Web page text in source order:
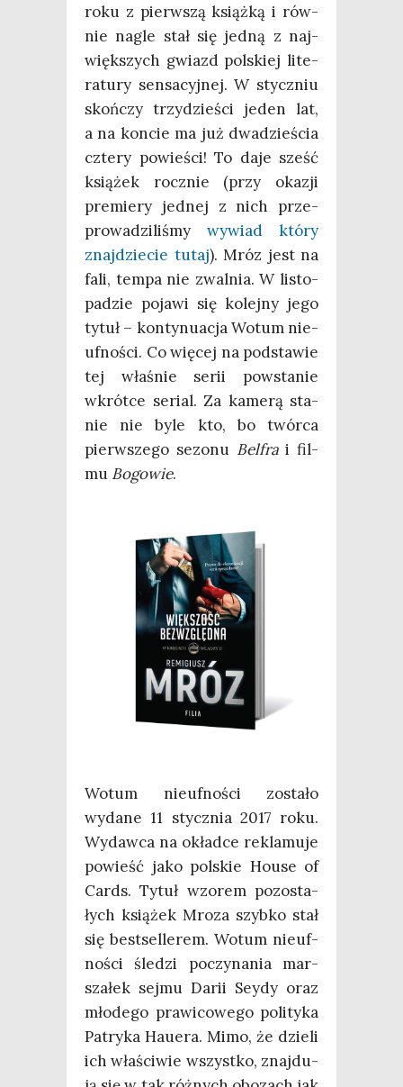
roku z pierw­szą książ­ką i rów­
nie nagle stał się jed­ną z naj­
więk­szych gwiazd pol­skiej lite­
ra­tu­ry sen­sa­cyj­nej. W stycz­niu
skoń­czy trzy­dzie­ści jeden lat,
a na kon­cie ma już dwa­dzie­ścia
czte­ry powie­ści! To daje sześć
ksią­żek rocz­nie (przy oka­zji
pre­mie­ry jed­nej z nich prze­
pro­wa­dzi­li­śmy wywiad któ­ry
znaj­dzie­cie tutaj). Mróz jest na
fali, tem­pa nie zwal­nia. W listo­
pa­dzie poja­wi się kolej­ny jego
tytuł – kon­ty­nu­acja Wotum nie­
uf­no­ści. Co wię­cej na pod­sta­wie
tej wła­śnie serii powsta­nie
wkrót­ce serial. Za kame­rą sta­
nie nie byle kto, bo twór­ca
pierw­sze­go sezo­nu Bel­frai fil­
mu Bogo­wie.
Wotum nie­uf­no­ści zosta­ło
wyda­ne 11 stycz­nia 2017 roku.
Wydaw­ca na okład­ce rekla­mu­je
powieść jako pol­skie House of
Cards. Tytuł wzo­rem pozo­sta­
łych ksią­żek Mro­za szyb­ko stał
się best­sel­le­rem. Wotum nie­uf­
no­ści śle­dzi poczy­na­nia mar­
sza­łek sej­mu Darii Sey­dy oraz
mło­de­go pra­wi­co­we­go poli­ty­ka
Patry­ka Hau­era. Mimo, że dzie­li
ich wła­ści­wie wszyst­ko, znaj­du­